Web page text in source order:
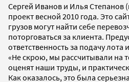
Сергей Иванов и Илья Степанов
проект весной 2010 года. Это
грузов могут найти себе
поторговаться за клиента.
ответственность за подачу лота
«Не скрою, мы рассчитывали на
оценят наши труды, и
Как оказалось, это была